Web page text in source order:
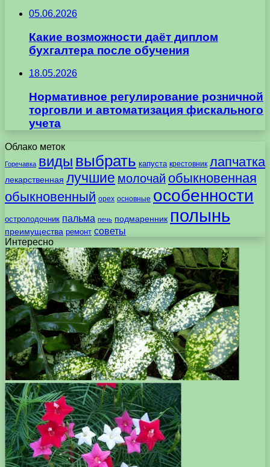
05.06.2026
Какие возможности даёт диплом
бухгалтера после обучения
18.05.2026
Нормативное регулирование розничной
торговли и автоматизация фискального
учета
Облако меток
Горечавка виды выбрать капуста крестовник лапчатка
лекарственная лучшие молочай обыкновенная
обыкновенный орех основные особенности
остролодочник пальма печь подмаренник полынь
преимущества ремонт советы
Интересно